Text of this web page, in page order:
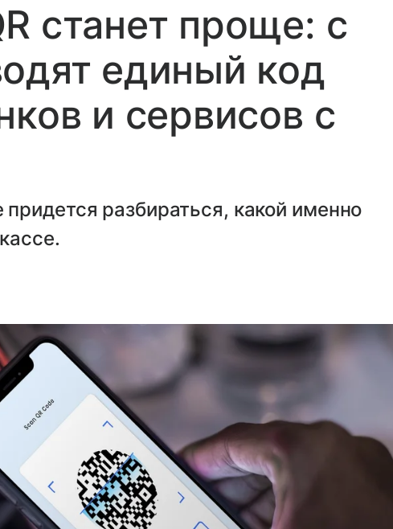
станет проще: с
единый код
и сервисов с
разбираться, какой именно